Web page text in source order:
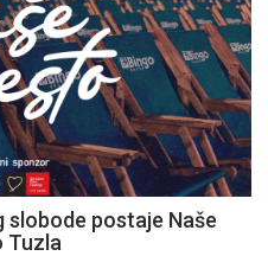
postaje Naše
Tuzla